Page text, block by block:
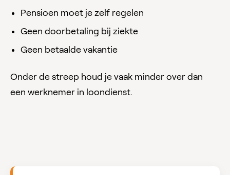
Pensioen moet je zelf regelen
Geen doorbetaling bij ziekte
Geen betaalde vakantie
Onder de streep houd je vaak minder over dan
een werknemer in loondienst.